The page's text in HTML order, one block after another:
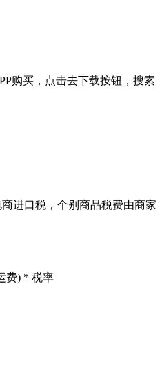
购买，点击去下载按钮，搜索
进口税，个别商品税费由商家
费) * 税率